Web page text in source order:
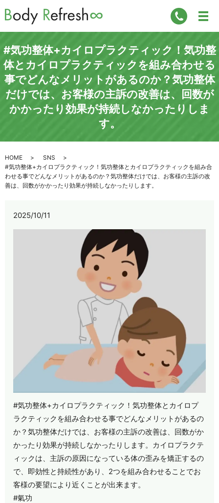
#気功整体+カイロプラクティック！気功整
体とカイロプラクティックを組み合わせる
事でどんなメリットがあるのか？気功整体
だけでは、お客様の主訴の改善は、回数が
かかったり効果が持続しなかったりしま
す。
HOME
SNS
#気功整体+カイロプラクティック！気功整体とカイロプラクティックを組み合
わせる事でどんなメリットがあるのか？気功整体だけでは、お客様の主訴の改
善は、回数がかかったり効果が持続しなかったりします。
2025/10/11
#気功整体+カイロプラクティック！気功整体とカイロプ
ラクティックを組み合わせる事でどんなメリットがあるの
か？気功整体だけでは、お客様の主訴の改善は、回数がか
かったり効果が持続しなかったりします。カイロプラクテ
ィックは、主訴の原因になっている体の歪みを矯正するの
で、即効性と持続性があり、2つを組み合わせることでお
客様の要望により近くことが出来ます。
#氣功